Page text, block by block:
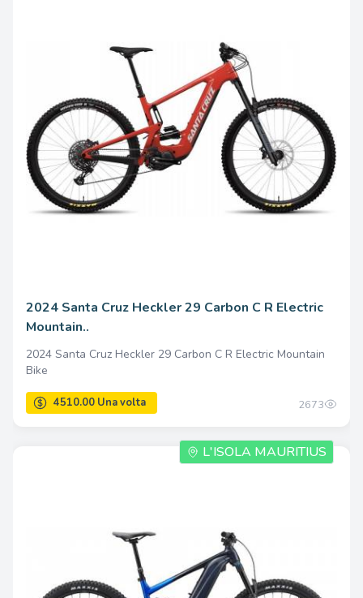
2024 Santa Cruz Heckler 29 Carbon C R Electric
Mountain..
2024 Santa Cruz Heckler 29 Carbon C R Electric Mountain
Bike
2673
L'ISOLA MAURITIUS